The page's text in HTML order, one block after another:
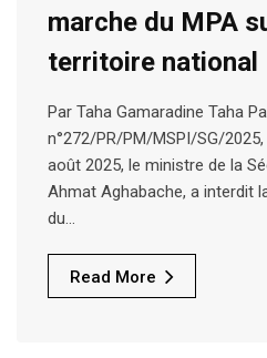
marche du MPA
territoire national
Par Taha Gamaradine Taha
n°272/PR/PM/MSPI/SG/
août 2025, le ministre de la
Ahmat Aghabache, a interdit
du…
Read More